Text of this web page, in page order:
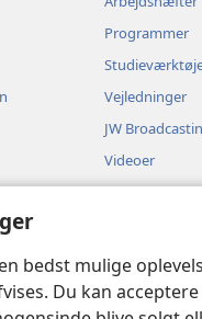
bedst mulige
Du kan
Programmer
Vejledninger
JW
Videoer
Musik
Dramatiseret